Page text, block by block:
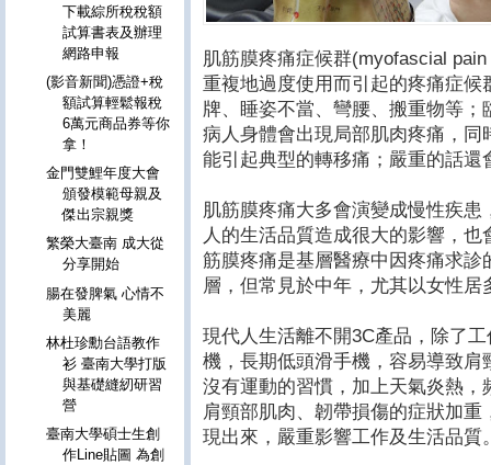
肌筋膜疼痛症候群(myofascial
重複地過度使用而引起的疼痛症
牌、睡姿不當、彎腰、搬重物等
病人身體會出現局部肌肉疼痛，
能引起典型的轉移痛；嚴重的話
肌筋膜疼痛大多會演變成慢性疾
人的生活品質造成很大的影響，
筋膜疼痛是基層醫療中因疼痛求
層，但常見於中年，尤其以女性居
現代人生活離不開3C產品，除了
機，長期低頭滑手機，容易導致
沒有運動的習慣，加上天氣炎熱
肩頸部肌肉、韌帶損傷的症狀加
現出來，嚴重影響工作及生活品質
下載綜所稅稅額
試算書表及辦理
網路申報
(影音新聞)憑證+稅
額試算輕鬆報稅
6萬元商品券等你
拿！
金門雙鯉年度大會
頒發模範母親及
傑出宗親獎
繁榮大臺南 成大從
分享開始
腸在發脾氣 心情不
美麗
林杜珍勳台語教作
衫 臺南大學打版
與基礎縫紉研習
營
臺南大學碩士生創
作Line貼圖 為創